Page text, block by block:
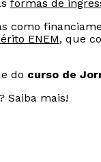
formas de
como
ENEM, que
do curso de
Saiba mais!